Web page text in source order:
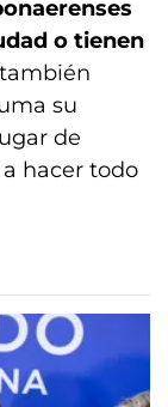
o tienen
su
de
hacer todo